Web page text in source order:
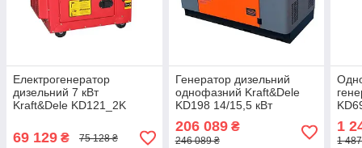
Електрогенератор
дизельний 7 кВт
Kraft&Dele KD121_2K
будинку
69 129 ₴ 75 128 ₴
Генератор дизельний
однофазний Kraft&Dele
KD198 14/15,5 кВт
електростанція для дому
та офісу
206 089₴
246 089 ₴
1
1